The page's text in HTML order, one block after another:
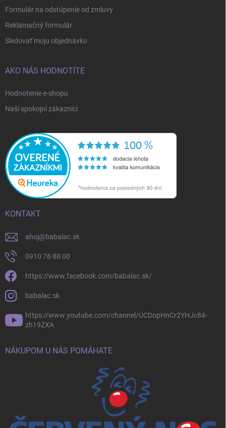
Formulár na odstúpenie od zmluvy
Reklamačný formulár
Sledovať moju objednávku
AKO NÁS HODNOTÍTE
Hodnotenie e-shopu
Naši spokojní zákazníci
KONTAKT
ahoj@babalac.sk
0910 76 88 00
https://www.facebook.com/babalac.sk/
babalac.sk
https://www.youtube.com/channel/UCDopHnCr2YHJc84-
zh19ZXA
NÁKUPOM U NÁS POMÁHATE